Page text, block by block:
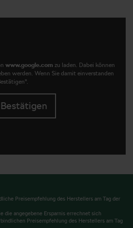
www.google.com zu laden. Dabei können
werden. Wenn Sie damit einverstanden
Bestätigen
Preisempfehlung des Herstellers am Tag der
die angegebene Ersparnis errechnet sich
Preisempfehlung des Herstellers am Tag